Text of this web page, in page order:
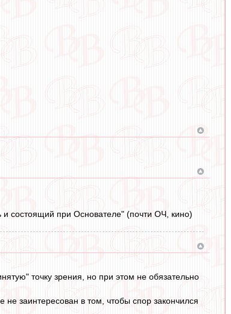
состоящий при Основателе" (почти ОЧ, кино)
точку зрения, но при этом не обязательно
не заинтересован в том, чтобы спор закончился